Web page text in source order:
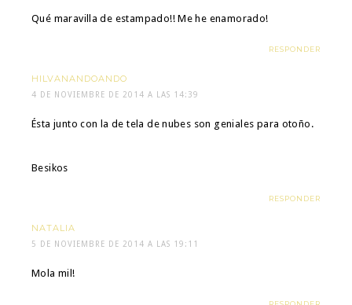
Qué maravilla de estampado!! Me he enamorado!
RESPONDER
HILVANANDOANDO
4 DE NOVIEMBRE DE 2014 A LAS 14:39
Ésta junto con la de tela de nubes son geniales para otoño.
Besikos
RESPONDER
NATALIA
5 DE NOVIEMBRE DE 2014 A LAS 19:11
Mola mil!